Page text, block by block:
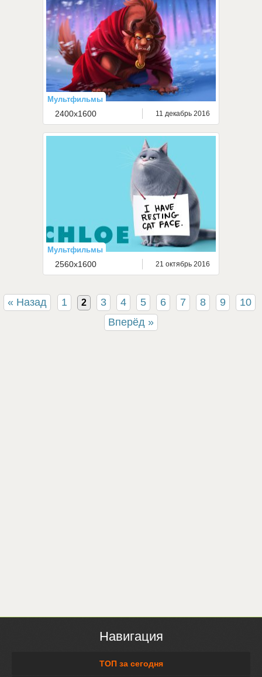
Мультфильмы
2400x1600 11 декабрь 2016
Мультфильмы
2560x1600 21 октябрь 2016
« Назад 1 2 3 4 5 6 7 8 9
10
Вперёд »
Навигация
ТОП за сегодня